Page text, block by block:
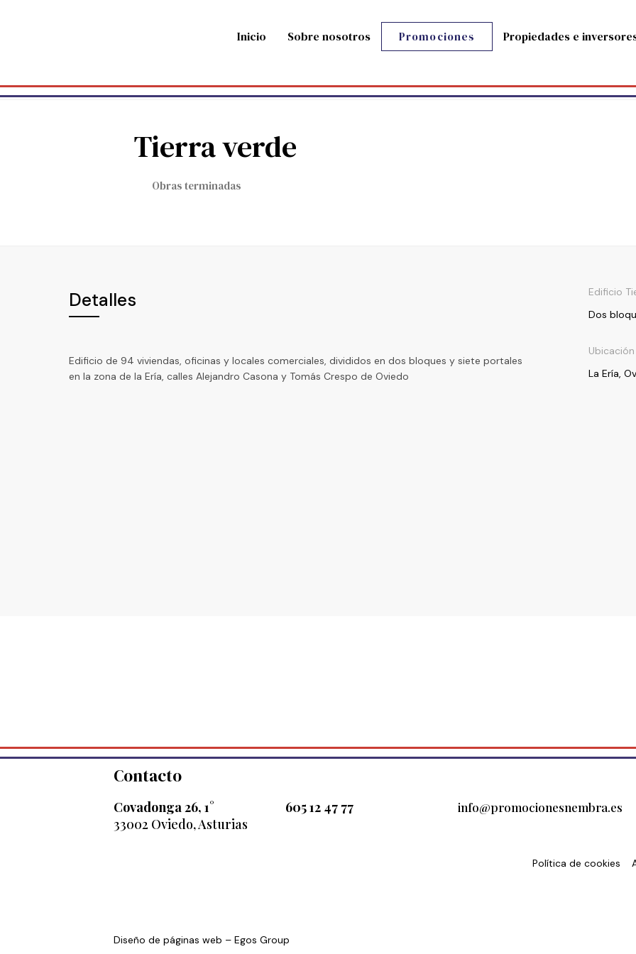
Inicio Sobre nosotros Promociones Propiedades e
Tierra verde
Obras terminadas
Detalles
Edificio de 94 viviendas, oficinas y locales comerciales, divididos en dos bloques y siete portales
en la zona de la Ería, calles Alejandro Casona y Tomás Crespo de Oviedo
Edificio
Dos
Ubicación
La Ería,
Contacto
Covadonga 26, 1°
33002 Oviedo, Asturias
605 12 47 77 info@promocionesnembra.es
Política de cookies
Diseño de páginas web – Egos Group